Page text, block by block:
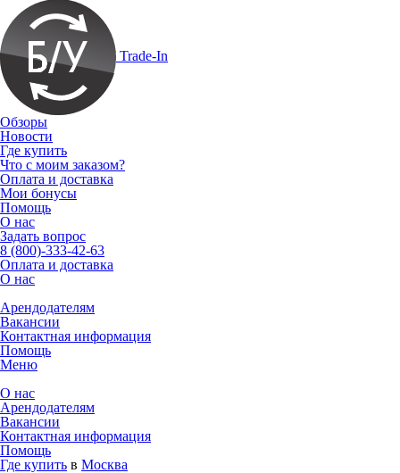
Trade-In
Обзоры
Новости
Где купить
Что с моим заказом?
Оплата и доставка
Мои бонусы
Помощь
О нас
Задать вопрос
8 (800)-333-42-63
Оплата и доставка
О нас
Арендодателям
Вакансии
Контактная информация
Помощь
Меню
О нас
Арендодателям
Вакансии
Контактная информация
Помощь
Где купить в Москва